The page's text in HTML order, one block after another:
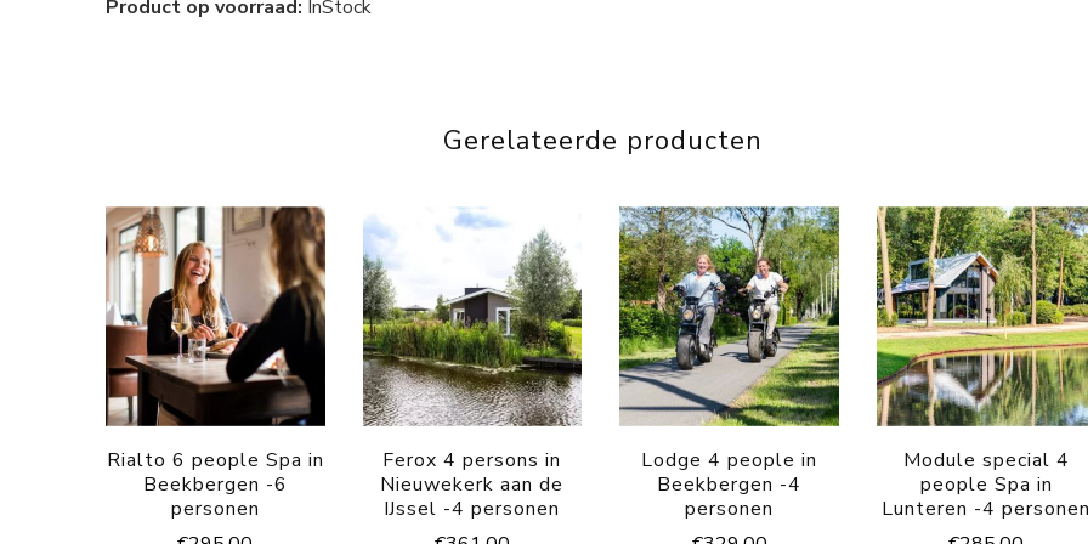
Product op voorraad: InStock
Gerelateerde producten
Rialto 6 people Spa in
Beekbergen -6
personen
Ferox 4 persons in
Nieuwekerk aan de
IJssel -4 personen
Lodge 4 people in
Beekbergen -4
personen
Module special 4
people Spa in
Lunteren -4